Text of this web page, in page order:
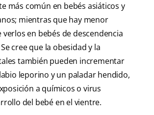
más común en bebés asiáticos y
mientras que hay menor
en bebés de descendencia
cree que la obesidad y la
también pueden incrementar
leporino y un paladar hendido,
a químicos o virus
del bebé en el vientre.